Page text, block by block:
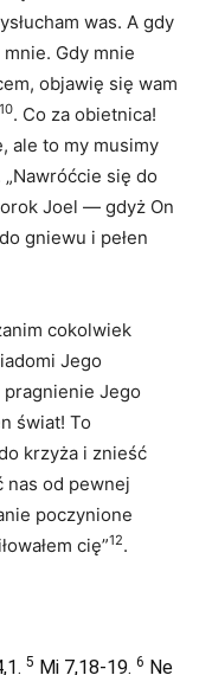
was. A gdy
Gdy mnie
objawię się wam
10. Co za obietnica!
ale to my musimy
się do
Joel — gdyż On
gniewu i pełen
cokolwiek
Jego
pragnienie Jego
świat! To
krzyża i znieść
nas od pewnej
poczynione
cię”12.
5 Mi 7,18-19. 6 Ne